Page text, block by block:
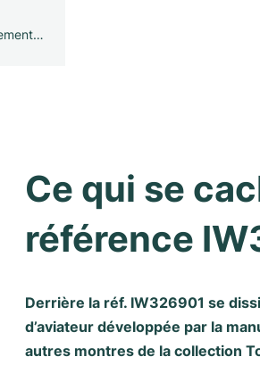
Ce qui se
référence
Derrière la réf. IW326901 se
d’aviateur développée par la
autres montres de la collection